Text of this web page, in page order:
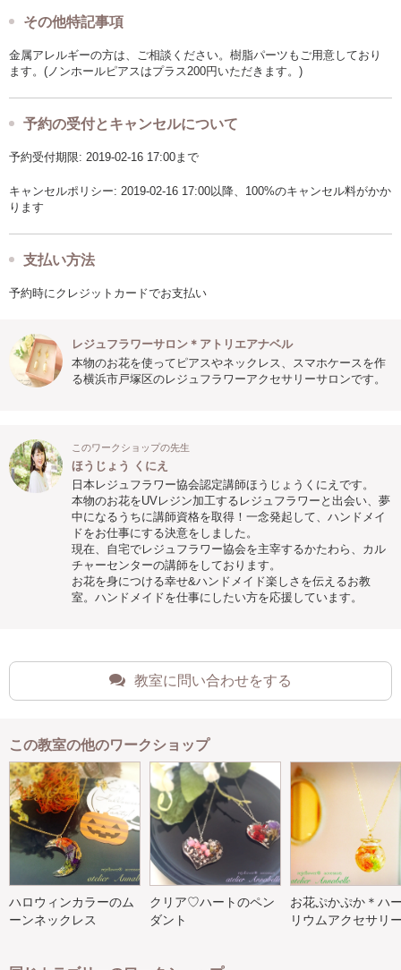
その他特記事項
金属アレルギーの方は、ご相談ください。樹脂パーツもご用意しており
ます。(ノンホールピアスはプラス200円いただきます。)
予約の受付とキャンセルについて
予約受付期限: 2019-02-16 17:00まで
キャンセルポリシー: 2019-02-16 17:00以降、100%のキャンセル料がかか
ります
支払い方法
予約時にクレジットカードでお支払い
レジュフラワーサロン＊アトリエアナベル
本物のお花を使ってピアスやネックレス、スマホケースを作
る横浜市戸塚区のレジュフラワーアクセサリーサロンです。
このワークショップの先生
ほうじょう くにえ
日本レジュフラワー協会認定講師ほうじょうくにえです。
本物のお花をUVレジン加工するレジュフラワーと出会い、夢
中になるうちに講師資格を取得！一念発起して、ハンドメイ
ドをお仕事にする決意をしました。
現在、自宅でレジュフラワー協会を主宰するかたわら、カル
チャーセンターの講師をしております。
お花を身につける幸せ&ハンドメイド楽しさを伝えるお教
室。ハンドメイドを仕事にしたい方を応援しています。
教室に問い合わせをする
この教室の他のワークショップ
ハロウィンカラーのム
ーンネックレス
クリア♡ハートのペン
ダント
お花ぷかぷか＊ハ
リウムアクセサリ